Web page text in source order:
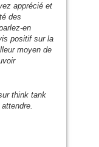
apprécié et
des
en
positif sur la
moyen de
think tank